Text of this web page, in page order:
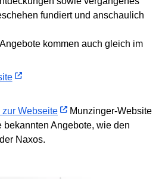
fundiert und anschaulich
kommen auch gleich im
zur Webseite
Munzinger-Website
Angebote, wie den
Naxos.